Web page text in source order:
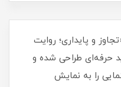
و پایداری؛ روایت
سوم» در 23 اسلاید حرفه‌ای طراحی شده و
را به نمایش